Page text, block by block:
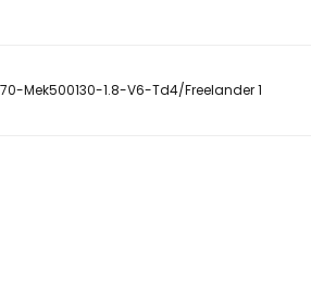
Mek500130-1.8-V6-Td4/Freelander 1